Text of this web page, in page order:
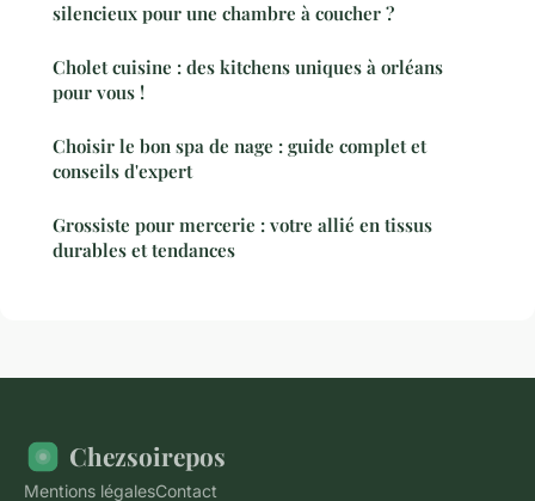
silencieux pour une chambre à coucher ?
Cholet cuisine : des kitchens uniques à orléans
pour vous !
Choisir le bon spa de nage : guide complet et
conseils d'expert
Grossiste pour mercerie : votre allié en tissus
durables et tendances
Chezsoirepos
Mentions légalesContact